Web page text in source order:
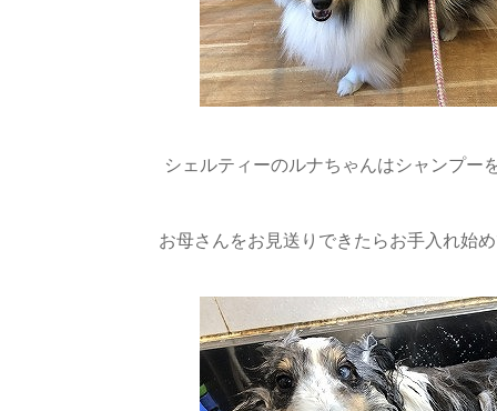
シェルティーのルナちゃんはシャンプー
お母さんをお見送りできたらお手入れ始